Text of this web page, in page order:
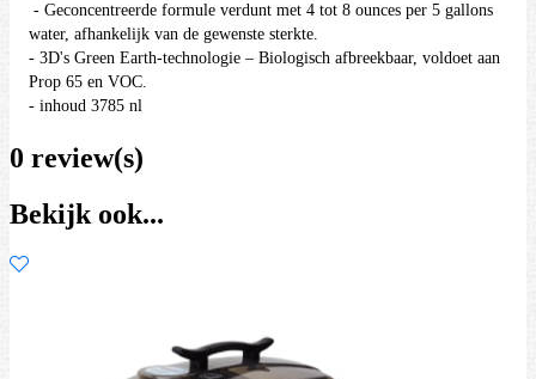
- Geconcentreerde formule verdunt met 4 tot 8 ounces per 5 gallons
water, afhankelijk van de gewenste sterkte.
- 3D's Green Earth-technologie – Biologisch afbreekbaar, voldoet aan
Prop 65 en VOC.
- inhoud 3785 nl
0 review(s)
Bekijk ook...